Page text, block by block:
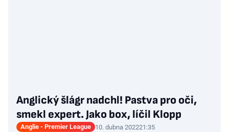
Anglický šlágr nadchl! Pastva pro oči,
smekl expert. Jako box, líčil Klopp
Anglie - Premier League 10. dubna 202221:35